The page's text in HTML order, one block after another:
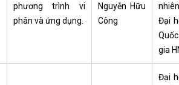
phương trình vi
phân và ứng dụng.
Nguyễn Hữu
Công
Đại
Quốc
gia
Đại